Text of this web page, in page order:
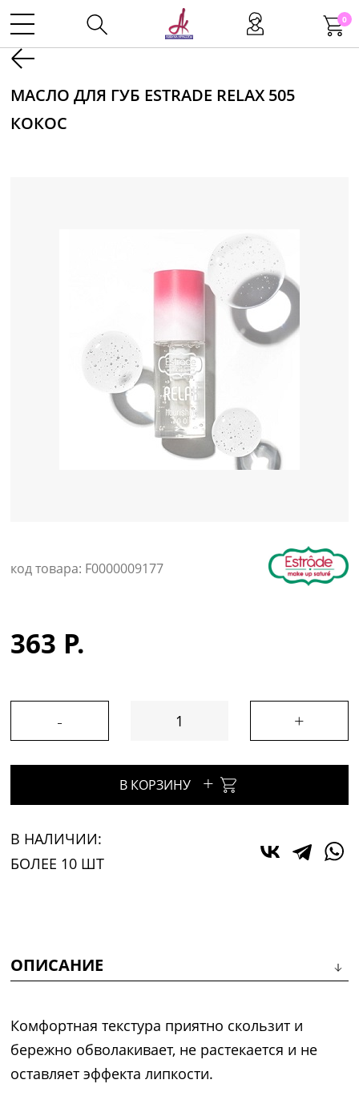
0
Инструменты
Одноразовая продукция
Уход за кожей
МАСЛО ДЛЯ ГУБ ESTRADE RELAX 505
КОКОС
код товара: F0000009177
363 Р.
- +
В КОРЗИНУ +
В НАЛИЧИИ:
БОЛЕЕ 10 ШТ
ОПИСАНИЕ
Комфортная текстура приятно скользит и
бережно обволакивает, не растекается и не
оставляет эффекта липкости.